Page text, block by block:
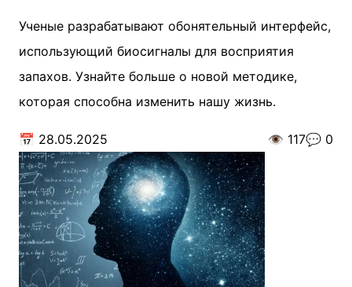
Ученые разрабатывают обонятельный интерфейс,
использующий биосигналы для восприятия
запахов. Узнайте больше о новой методике,
которая способна изменить нашу жизнь.
📅 28.05.2025 👁️ 117💬 0